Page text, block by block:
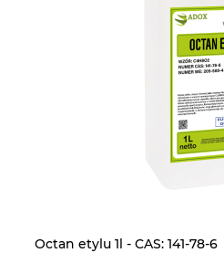
Octan etylu 1l - CAS: 141-78-6
Laktoza 25kg - CAS: 63-42-3